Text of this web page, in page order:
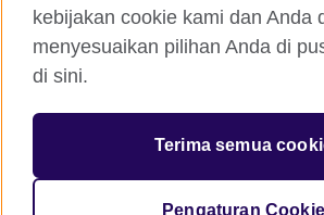
Kerahasiaan dan Ketentuan Pemakaian
Cookie
Peta situs
© 2026 British Council
The United Kingdom’s international
kebijakan cookie kami dan Anda
menyesuaikan pilihan Anda di
di sini.
Terima semua
Pengaturan Cookie